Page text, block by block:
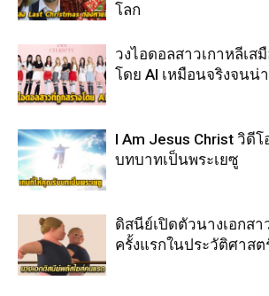
โลก
วงไอดอลสาวเกาหลีเส
โดย AI เหมือนจริงจนน่
I Am Jesus Christ วิดี
บทบาทเป็นพระเยซู
ดิสนีย์เปิดตัวนางเอกส
ครั้งแรกในประวัติศาสต